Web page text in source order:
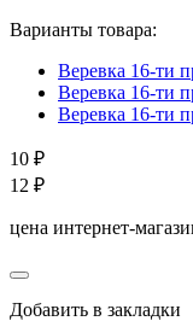
Варианты товара:
Веревка 16-ти
Веревка 16-ти
Веревка 16-ти
10 ₽
12 ₽
цена интернет-
Добавить в закладки